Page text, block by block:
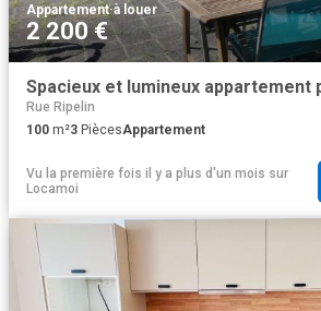
Appartement·à louer
2 200 €
Rue Ripelin
100 m²3 PiècesAppartement
Vu la première fois il y a plus d'un mois sur
Locamoi